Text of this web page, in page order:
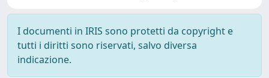
I documenti in IRIS sono protetti da copyright e
tutti i diritti sono riservati, salvo diversa
indicazione.